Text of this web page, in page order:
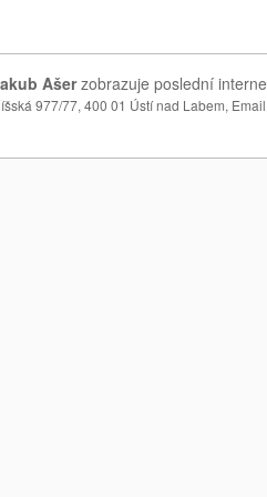
Ašerzobrazuje poslední
977/77, 400 01 Ústí nad Labem,